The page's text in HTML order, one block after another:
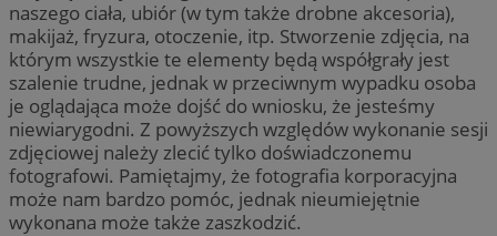
naszego ciała, ubiór (w tym także drobne akcesoria),
makijaż, fryzura, otoczenie, itp. Stworzenie zdjęcia, na
którym wszystkie te elementy będą współgrały jest
szalenie trudne, jednak w przeciwnym wypadku osoba
je oglądająca może dojść do wniosku, że jesteśmy
niewiarygodni. Z powyższych względów wykonanie sesji
zdjęciowej należy zlecić tylko doświadczonemu
fotografowi. Pamiętajmy, że fotografia korporacyjna
może nam bardzo pomóc, jednak nieumiejętnie
wykonana może także zaszkodzić.